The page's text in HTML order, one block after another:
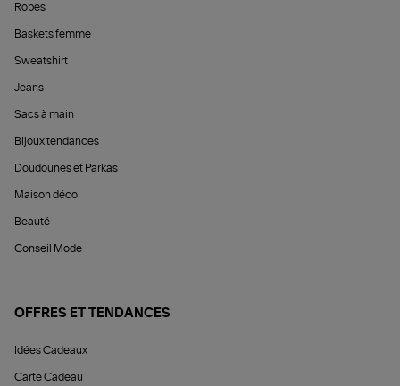
Robes
Baskets femme
Sweatshirt
Jeans
Sacs à main
Bijoux tendances
Doudounes et Parkas
Maison déco
Beauté
Conseil Mode
OFFRES ET TENDANCES
Idées Cadeaux
Carte Cadeau